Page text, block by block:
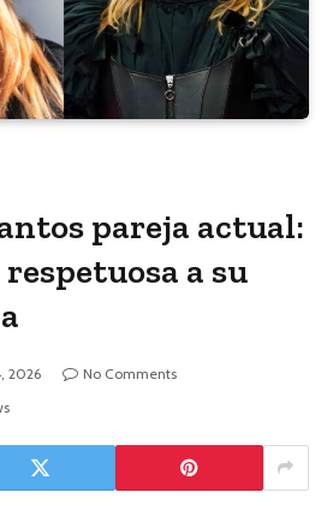
pareja actual:
a su
2026
No Comments